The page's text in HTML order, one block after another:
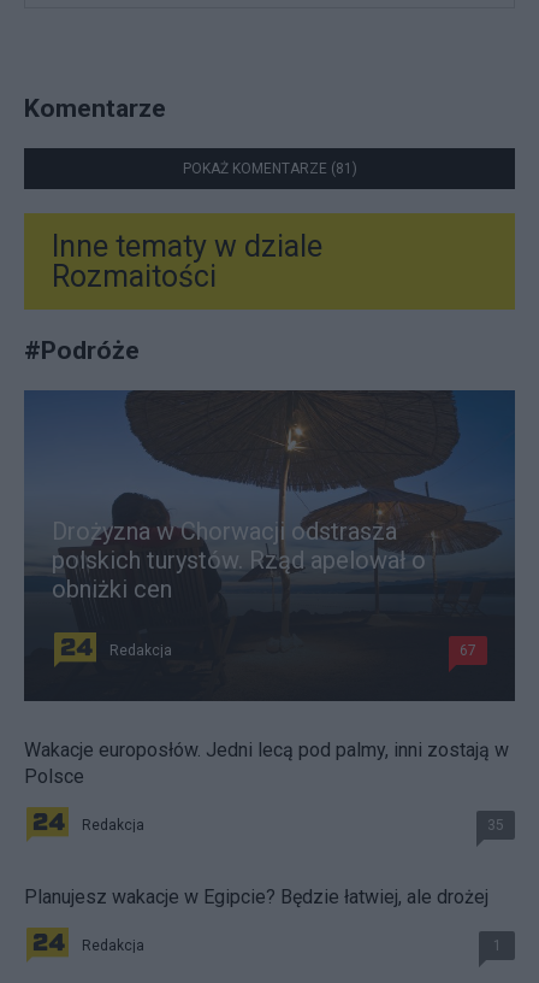
Komentarze
POKAŻ KOMENTARZE (81)
Inne tematy w dziale
Rozmaitości
#Podróże
Drożyzna w Chorwacji odstrasza
polskich turystów. Rząd apelował o
obniżki cen
Redakcja 67
Wakacje europosłów. Jedni lecą pod palmy, inni zostają w
Polsce
Redakcja 35
Planujesz wakacje w Egipcie? Będzie łatwiej, ale drożej
Redakcja 1